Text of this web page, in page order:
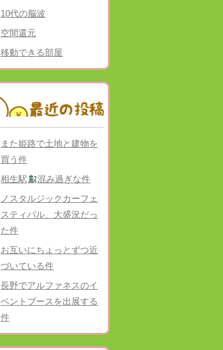
10代の脳波
空間還元
移動できる部屋
また姫路で土地と建物を
買う件
相生駅
混み過ぎな件
ノスタルジックカーフェ
スティバル、大盛況だっ
た件
お互いにちょっとずつ近
づいている件
長野でアルファネスのイ
ベントブースを出展する
件